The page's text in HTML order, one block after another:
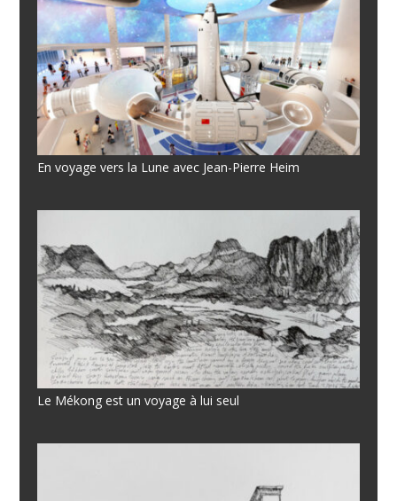
En voyage vers la Lune avec Jean-Pierre Heim
Le Mékong est un voyage à lui seul